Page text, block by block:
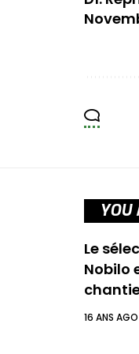
YOU
Le
Nobilo
16 ANS AGO